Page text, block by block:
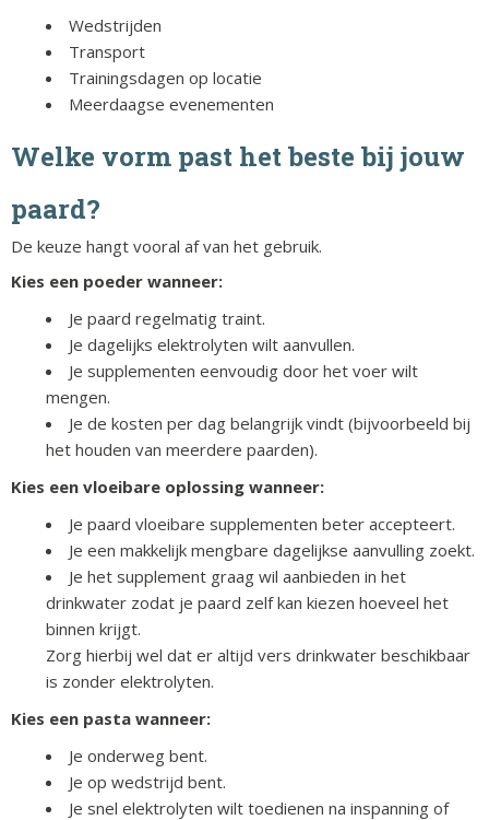
Wedstrijden
Transport
Trainingsdagen op locatie
Meerdaagse evenementen
Welke vorm past het beste bij jouw
paard?
De keuze hangt vooral af van het gebruik.
Kies een poeder wanneer:
Je paard regelmatig traint.
Je dagelijks elektrolyten wilt aanvullen.
Je supplementen eenvoudig door het voer wilt
mengen.
Je de kosten per dag belangrijk vindt (bijvoorbeeld bij
het houden van meerdere paarden).
Kies een vloeibare oplossing wanneer:
Je paard vloeibare supplementen beter accepteert.
Je een makkelijk mengbare dagelijkse aanvulling zoekt.
Je het supplement graag wil aanbieden in het
drinkwater zodat je paard zelf kan kiezen hoeveel het
binnen krijgt.
Zorg hierbij wel dat er altijd vers drinkwater beschikbaar
is zonder elektrolyten.
Kies een pasta wanneer:
Je onderweg bent.
Je op wedstrijd bent.
Je snel elektrolyten wilt toedienen na inspanning of